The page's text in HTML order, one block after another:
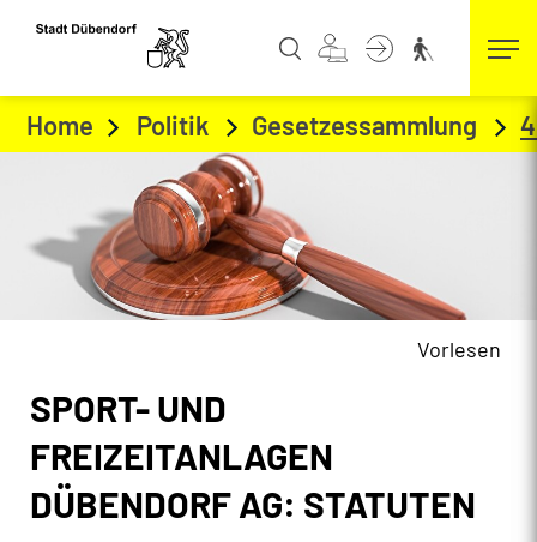
Kopfzeile
Vorlesen
Home Politik Gesetzessammlung
Inhalt
SPORT- UND
FREIZEITANLAGEN
DÜBENDORF AG: STATUTEN
Zugehörige Objekte